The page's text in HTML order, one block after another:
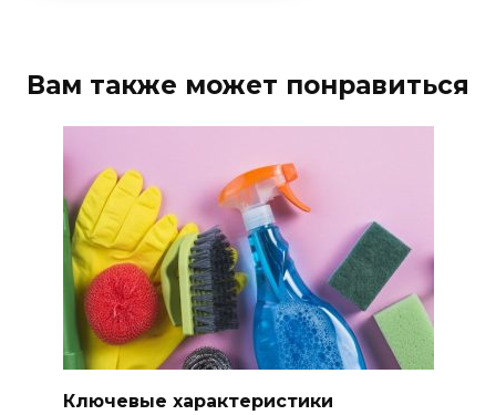
Вам также может понравиться
Ключевые характеристики